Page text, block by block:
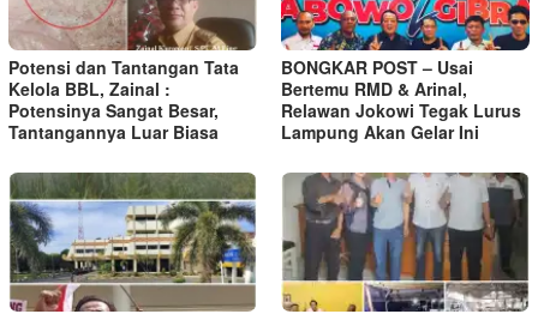
Potensi dan Tantangan Tata
Kelola BBL, Zainal :
Potensinya Sangat Besar,
Tantangannya Luar Biasa
BONGKAR POST – Usai
Bertemu RMD & Arinal,
Relawan Jokowi Tegak Lurus
Lampung Akan Gelar Ini